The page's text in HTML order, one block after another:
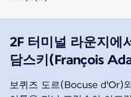
2F 터미널 라운지에
담스키(François
보퀴즈 도르(Bocuse d'Or)